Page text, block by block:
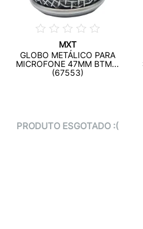
MXT
GLOBO METÁLICO PARA
MICROFONE 47MM BTM...
(67553)
PRODUTO ESGOTADO :(